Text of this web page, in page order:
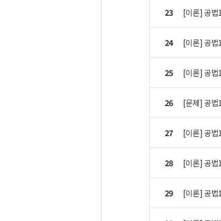
23 [이론] 공
24 [이론] 공
25 [이론] 공
26 [문제] 공법
27 [이론] 공
28 [이론] 공
29 [이론] 공